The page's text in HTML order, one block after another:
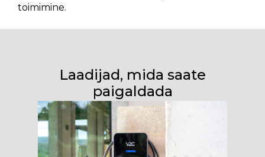
toimimine.
Laadijad, mida saate
paigaldada